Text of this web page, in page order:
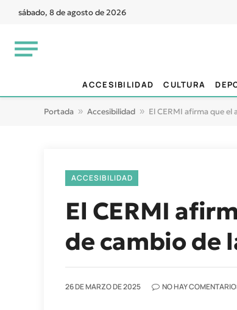
sábado, 8 de agosto de 2026
ACCESIBILIDAD CULTURA
Portada » Accesibilidad » El CERMI afirma que
ACCESIBILIDAD
El CERMI
de cambio de
26 DE MARZO DE 2025 NO HAY